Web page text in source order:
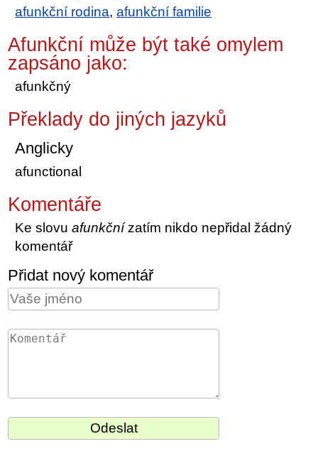
afunkční rodina,afunkční familie
Afunkční může být také omylem
zapsáno jako:
afunkčný
Překlady do jiných jazyků
Anglicky
afunctional
Komentáře
Ke slovuafunkčnízatím nikdo nepřidal žádný
komentář
Přidat nový komentář